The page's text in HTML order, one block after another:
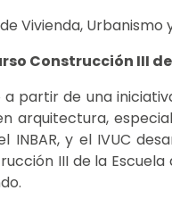
Vivienda, Urbanismo
Construcción III
a partir de una
arquitectura,
y el IVUC
III de la Escuela